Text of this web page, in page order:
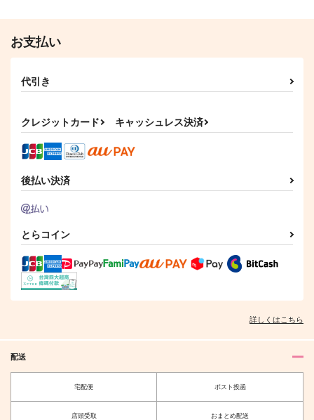
もう答え合わせは必要
すこしだけ
作品詳細
すこし遊んでから
660
赤井秀一×安室透
サンプル
赤井秀一×安室透
お支払い
代引き
クレジットカード キャッシュレス決済
後払い決済
とらコイン
詳しくはこちら
配送
宅配便 ポスト投函
店頭受取 おまとめ配送